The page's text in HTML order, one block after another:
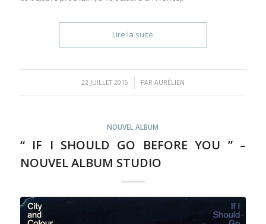
Lire la suite
22 JUILLET 2015
/ PAR AURÉLIEN
NOUVEL ALBUM
“ IF I SHOULD GO BEFORE YOU ” –
NOUVEL ALBUM STUDIO